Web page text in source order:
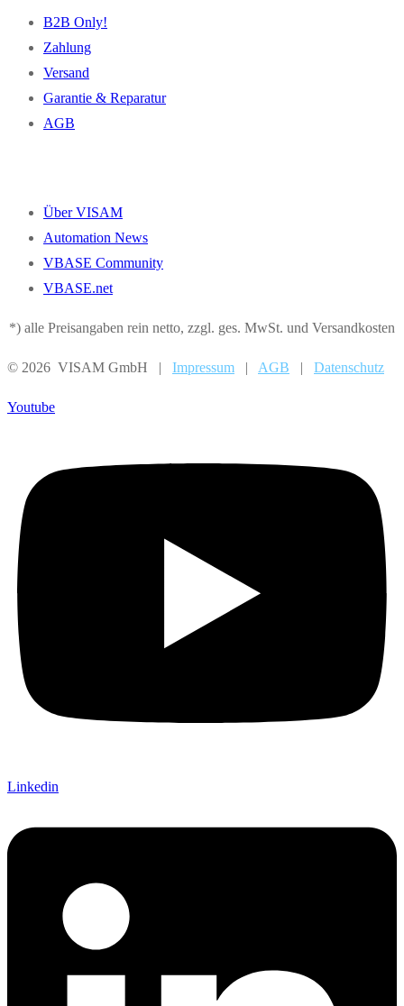
B2B Only!
Zahlung
Versand
Garantie & Reparatur
AGB
Über VISAM
Automation News
VBASE Community
VBASE.net
*) alle Preisangaben rein netto, zzgl. ges. MwSt. und Versandkosten
© 2026 VISAM GmbH | Impressum | AGB | Datenschutz
Youtube
Linkedin